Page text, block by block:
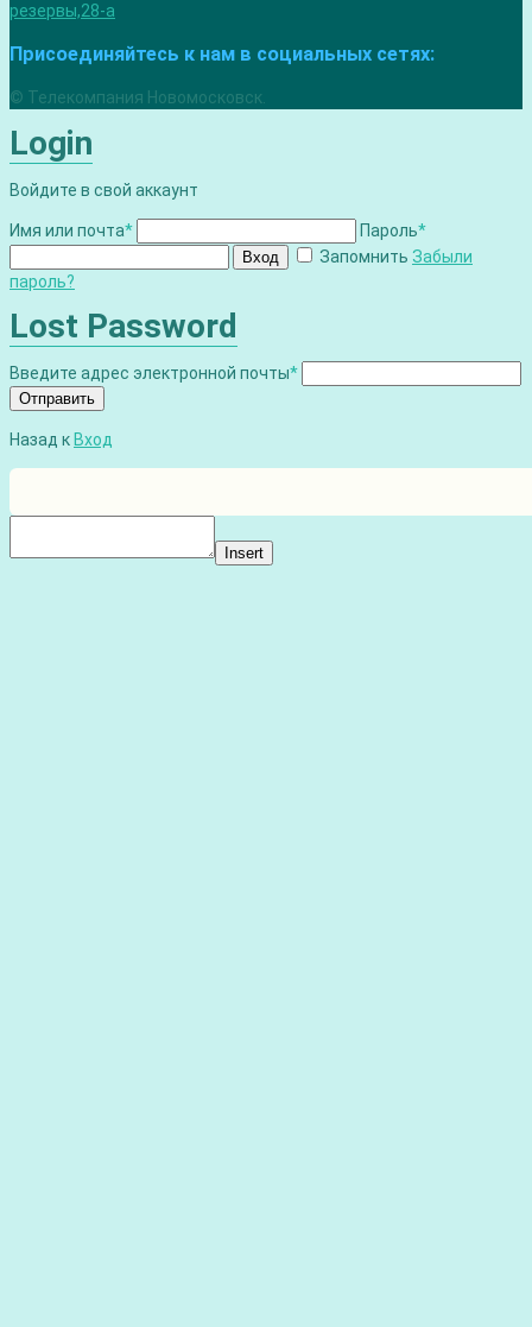
резервы,28-а
Присоединяйтесь к нам в социальных сетях:
© Телекомпания Новомосковск.
Login
Войдите в свой аккаунт
Имя или почта* Пароль*
Вход Запомнить Забыли
пароль?
Lost Password
Введите адрес электронной почты*
Отправить
Назад к Вход
Insert